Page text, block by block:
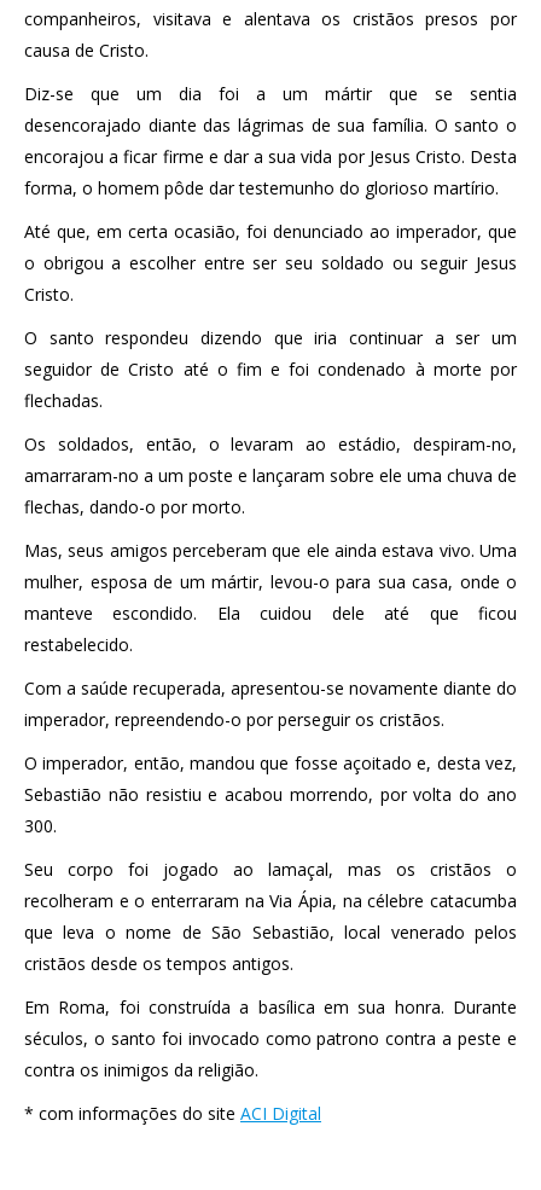
companheiros, visitava e alentava os cristãos presos por
causa de Cristo.
Diz-se que um dia foi a um mártir que se sentia
desencorajado diante das lágrimas de sua família. O santo o
encorajou a ficar firme e dar a sua vida por Jesus Cristo. Desta
forma, o homem pôde dar testemunho do glorioso martírio.
Até que, em certa ocasião, foi denunciado ao imperador, que
o obrigou a escolher entre ser seu soldado ou seguir Jesus
Cristo.
O santo respondeu dizendo que iria continuar a ser um
seguidor de Cristo até o fim e foi condenado à morte por
flechadas.
Os soldados, então, o levaram ao estádio, despiram-no,
amarraram-no a um poste e lançaram sobre ele uma chuva de
flechas, dando-o por morto.
Mas, seus amigos perceberam que ele ainda estava vivo. Uma
mulher, esposa de um mártir, levou-o para sua casa, onde o
manteve escondido. Ela cuidou dele até que ficou
restabelecido.
Com a saúde recuperada, apresentou-se novamente diante do
imperador, repreendendo-o por perseguir os cristãos.
O imperador, então, mandou que fosse açoitado e, desta vez,
Sebastião não resistiu e acabou morrendo, por volta do ano
300.
Seu corpo foi jogado ao lamaçal, mas os cristãos o
recolheram e o enterraram na Via Ápia, na célebre catacumba
que leva o nome de São Sebastião, local venerado pelos
cristãos desde os tempos antigos.
Em Roma, foi construída a basílica em sua honra. Durante
séculos, o santo foi invocado como patrono contra a peste e
contra os inimigos da religião.
* com informações do site ACI Digital